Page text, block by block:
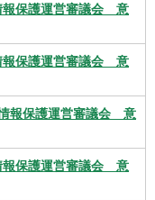
保護運営審議会 意
保護運営審議会 意
報保護運営審議会 意
保護運営審議会 意